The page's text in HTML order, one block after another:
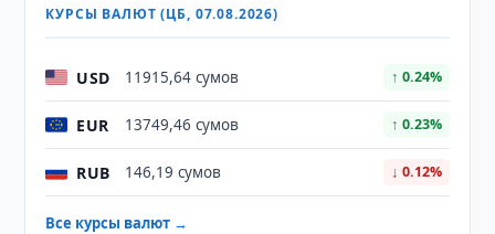
КУРСЫ ВАЛЮТ (ЦБ, 07.08.2026)
USD 11915,64 сумов ↑ 0.24%
EUR 13749,46 сумов ↑ 0.23%
RUB 146,19 сумов ↓ 0.12%
Все курсы валют →